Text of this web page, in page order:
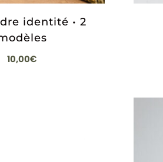
identité • 2
10,00€